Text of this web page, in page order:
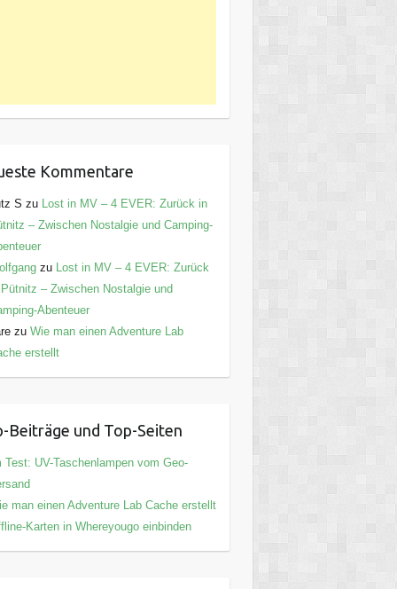
Kommentare
S zu
Lost in MV – 4 EVER: Zurück in
– Zwischen Nostalgie und Camping-
zu
Lost in MV – 4 EVER: Zurück
– Zwischen Nostalgie und
Abenteuer
zu Wie man einen Adventure Lab
erstellt
Beiträge und Top-Seiten
Test: UV-Taschenlampen vom Geo-
man einen Adventure Lab Cache erstellt
Karten in Whereyougo einbinden